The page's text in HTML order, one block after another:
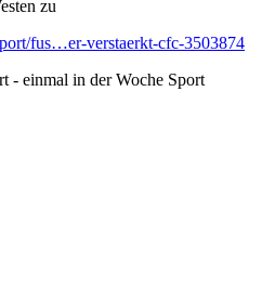
zu
fus…er-verstaerkt-cfc-3503874
- einmal in der Woche Sport